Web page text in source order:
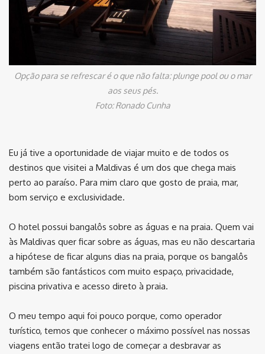
Opção para se refrescar é o que não falta: plunge pool ou o mar
aos seus pés.
Foto: Ronado Cunha
Eu já tive a oportunidade de viajar muito e de todos os
destinos que visitei a Maldivas é um dos que chega mais
perto ao paraíso. Para mim claro que gosto de praia, mar,
bom serviço e exclusividade.
O hotel possui bangalôs sobre as águas e na praia. Quem vai
às Maldivas quer ficar sobre as águas, mas eu não descartaria
a hipótese de ficar alguns dias na praia, porque os bangalôs
também são fantásticos com muito espaço, privacidade,
piscina privativa e acesso direto à praia.
O meu tempo aqui foi pouco porque, como operador
turístico, temos que conhecer o máximo possível nas nossas
viagens então tratei logo de começar a desbravar as